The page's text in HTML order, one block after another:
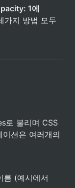
1에
가지 방법 모두
로 불리며 CSS
션은 여러개의
름 (예시에서